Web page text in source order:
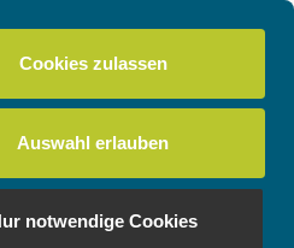
Cookies zulassen
Auswahl erlauben
notwendige Cookies